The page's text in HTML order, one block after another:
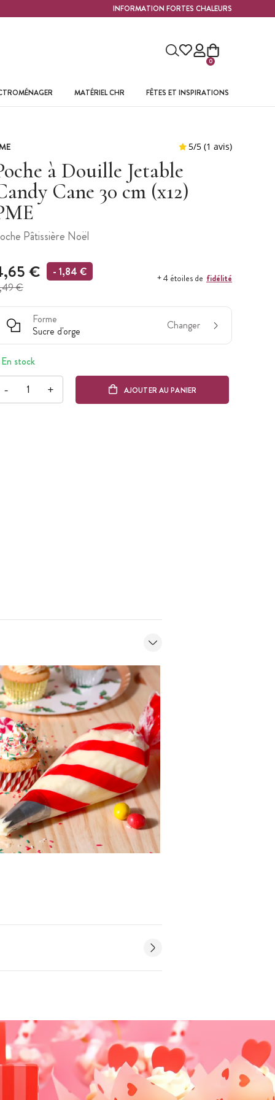
INFORMATION FORTES CHALEURS
0
MATÉRIEL CHR FÊTES ET INSPIRATIONS
à Douille Jetable
Cane 30 cm (x12)
Pâtissière Noël
€
€
- 1,84 € + 4 étoiles de fidélité
Forme
Sucre d'orge
Changer
En stock
- + AJOUTER AU PANIER